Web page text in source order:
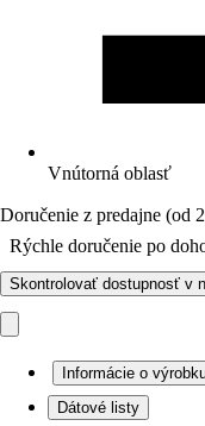
Vnútorná oblasť
Doručenie z predajne (od
Rýchle doručenie po
Skontrolovať dostupnosť v
Informácie o
Dátové listy